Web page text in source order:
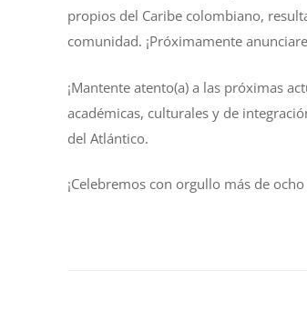
propios del Caribe colombiano,
comunidad. ¡Próximamente
¡Mantente atento(a) a las próximas
académicas, culturales y de
del Atlántico.
¡Celebremos con orgullo más de